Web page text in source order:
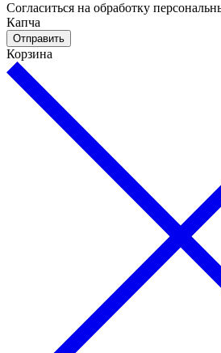
Cогласиться на обработку
Капча
Отправить
Корзина